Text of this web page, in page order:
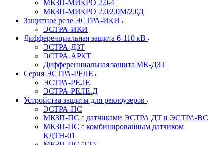
МКЗП-МИКРО 2.0-4
МКЗП-МИКРО 2.0/2.0М/2.0Д
Защитное реле ЭСТРА-ИКИ
ЭСТРА-ИКИ
Дифференциальная защита 6-110 кВ
ЭСТРА-ДЗТ
ЭСТРА-АРКТ
Дифференциальная защита МК-ДЗТ
Серия ЭСТРА-РЕЛЕ
ЭСТРА-РЕЛЕ
ЭСТРА-РЕЛЕ.Д
Устройства защиты для реклоузеров
ЭСТРА-ПС
МКЗП-ПС с датчиками ЭСТРА ДТ и ЭСТРА-ВС
МКЗП-ПС с комбинированным датчиком
КДТН-01